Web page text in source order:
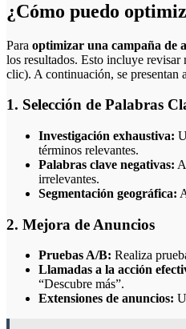
¿Cómo puedo
Para optimizar una campaña de
los resultados. Esto incluye
clic). A continuación, se presentan
1. Selección de Palabras
Investigación exhaustiva:
términos relevantes.
Palabras clave negativas:
irrelevantes.
Segmentación geográfica:
2. Mejora de Anuncios
Pruebas A/B: Realiza
Llamadas a la acción
“Descubre más”.
Extensiones de anuncios: